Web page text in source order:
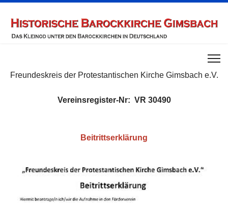
Freundeskreis der Protestantischen Kirche Gimsbach e.V.
Vereinsregister-Nr: VR 30490
Beitrittserklärung